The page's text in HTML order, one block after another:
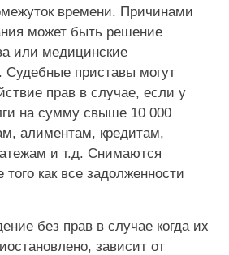
времени. Причинами
может быть решение
или медицинские
Судебные приставы могут
прав в случае, если у
на сумму свыше 10 000
алиментам, кредитам,
и т.д. Снимаются
того как все задолженности
без прав в случае когда их
зависит от